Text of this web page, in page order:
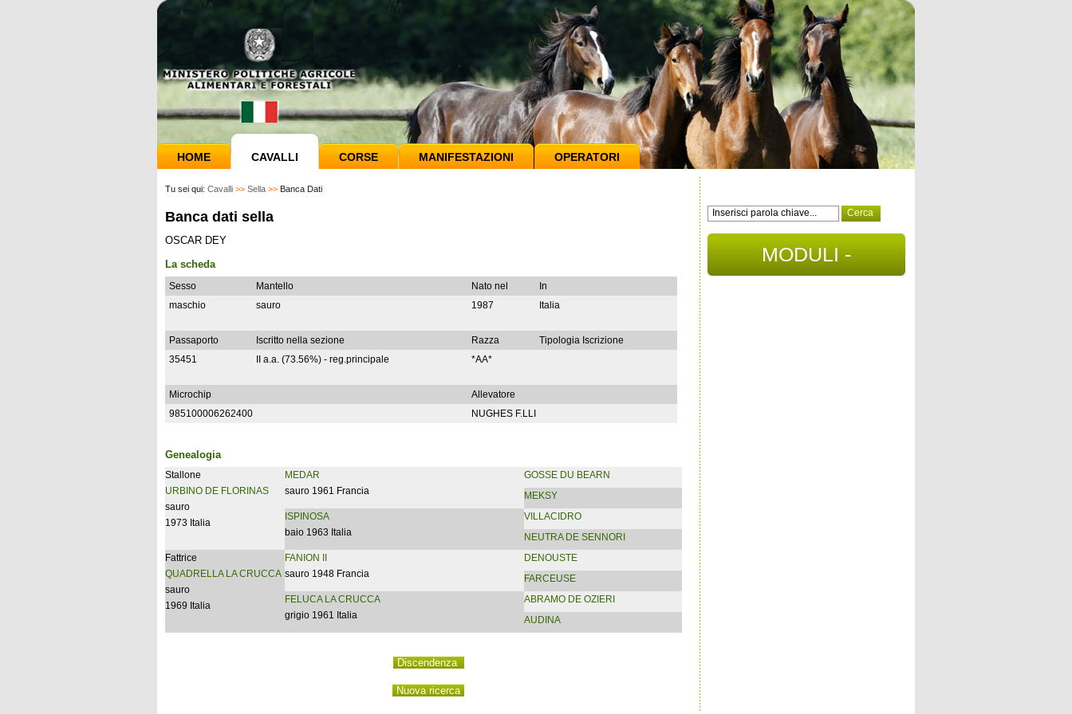
HOME CAVALLI CORSE MANIFESTAZIONI OPERATORI
Tu sei qui: Cavalli >> Sella >> Banca Dati
Banca dati sella
OSCAR DEY
La scheda
Sesso Mantello Nato nel
In
maschio
sauro 1987 Italia
Passaporto Iscritto nella sezione Razza
Tipologia Iscrizione
35451
II a.a. (73.56%) - reg.principale *AA*
Microchip
Allevatore
985100006262400
NUGHES F.LLI
Genealogia
Stallone
URBINO DE FLORINAS
sauro
1973 Italia
MEDAR
sauro 1961 Francia
ISPINOSA
baio 1963 Italia
GOSSE DU BEARN
MEKSY
VILLACIDRO
NEUTRA DE SENNORI
Fattrice
QUADRELLA LA CRUCCA
sauro
1969 Italia
FANION II
sauro 1948 Francia
FELUCA LA CRUCCA
grigio 1961 Italia
DENOUSTE
FARCEUSE
ABRAMO DE OZIERI
AUDINA
MODULI -